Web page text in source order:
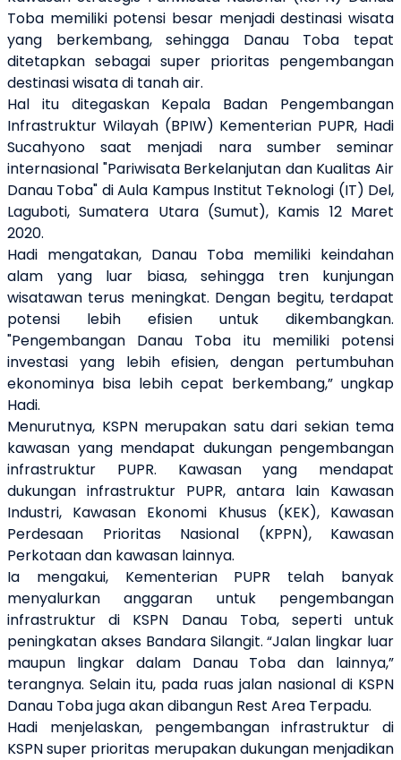
Toba memiliki potensi besar menjadi destinasi wisata
yang berkembang, sehingga Danau Toba tepat
ditetapkan sebagai super prioritas pengembangan
destinasi wisata di tanah air.
Hal itu ditegaskan Kepala Badan Pengembangan
Infrastruktur Wilayah (BPIW) Kementerian PUPR, Hadi
Sucahyono saat menjadi nara sumber seminar
internasional "Pariwisata Berkelanjutan dan Kualitas Air
Danau Toba" di Aula Kampus Institut Teknologi (IT) Del,
Laguboti, Sumatera Utara (Sumut), Kamis 12 Maret
2020.
Hadi mengatakan, Danau Toba memiliki keindahan
alam yang luar biasa, sehingga tren kunjungan
wisatawan terus meningkat. Dengan begitu, terdapat
potensi lebih efisien untuk dikembangkan.
"Pengembangan Danau Toba itu memiliki potensi
investasi yang lebih efisien, dengan pertumbuhan
ekonominya bisa lebih cepat berkembang,” ungkap
Hadi.
Menurutnya, KSPN merupakan satu dari sekian tema
kawasan yang mendapat dukungan pengembangan
infrastruktur PUPR. Kawasan yang mendapat
dukungan infrastruktur PUPR, antara lain Kawasan
Industri, Kawasan Ekonomi Khusus (KEK), Kawasan
Perdesaan Prioritas Nasional (KPPN), Kawasan
Perkotaan dan kawasan lainnya.
Ia mengakui, Kementerian PUPR telah banyak
menyalurkan anggaran untuk pengembangan
infrastruktur di KSPN Danau Toba, seperti untuk
peningkatan akses Bandara Silangit. “Jalan lingkar luar
maupun lingkar dalam Danau Toba dan lainnya,”
terangnya. Selain itu, pada ruas jalan nasional di KSPN
Danau Toba juga akan dibangun Rest Area Terpadu.
Hadi menjelaskan, pengembangan infrastruktur di
KSPN super prioritas merupakan dukungan menjadikan